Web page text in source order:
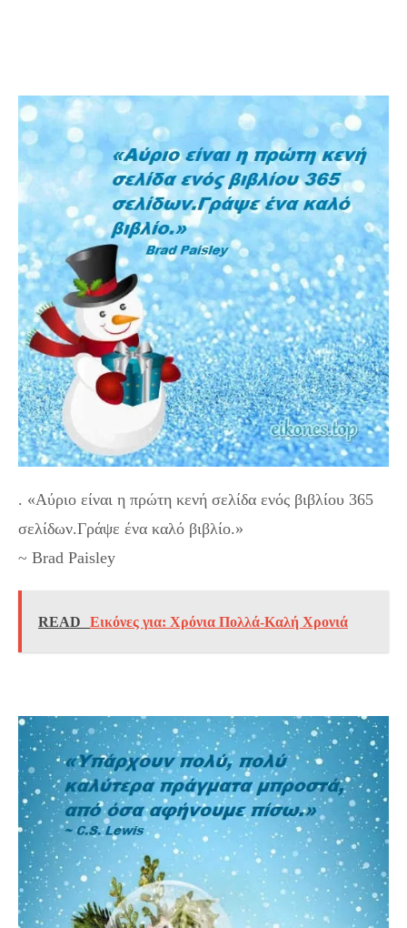
. «Αύριο είναι η πρώτη κενή σελίδα ενός βιβλίου 365
σελίδων.Γράψε ένα καλό βιβλίο.»
~ Brad Paisley
READ Εικόνες για: Χρόνια Πολλά-Καλή Χρονιά